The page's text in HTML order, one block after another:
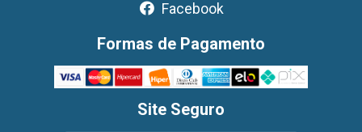
Facebook
Formas de Pagamento
Site Seguro